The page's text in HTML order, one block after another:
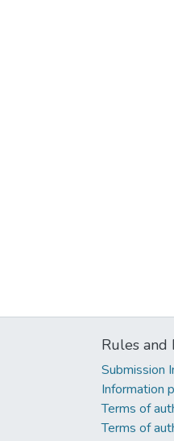
Rules and
Submission
Information
Terms of
Terms of